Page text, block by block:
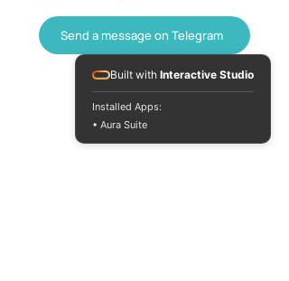
Send a message on Telegram
Built with Interactive Studio
Installed Apps:
• Aura Suite